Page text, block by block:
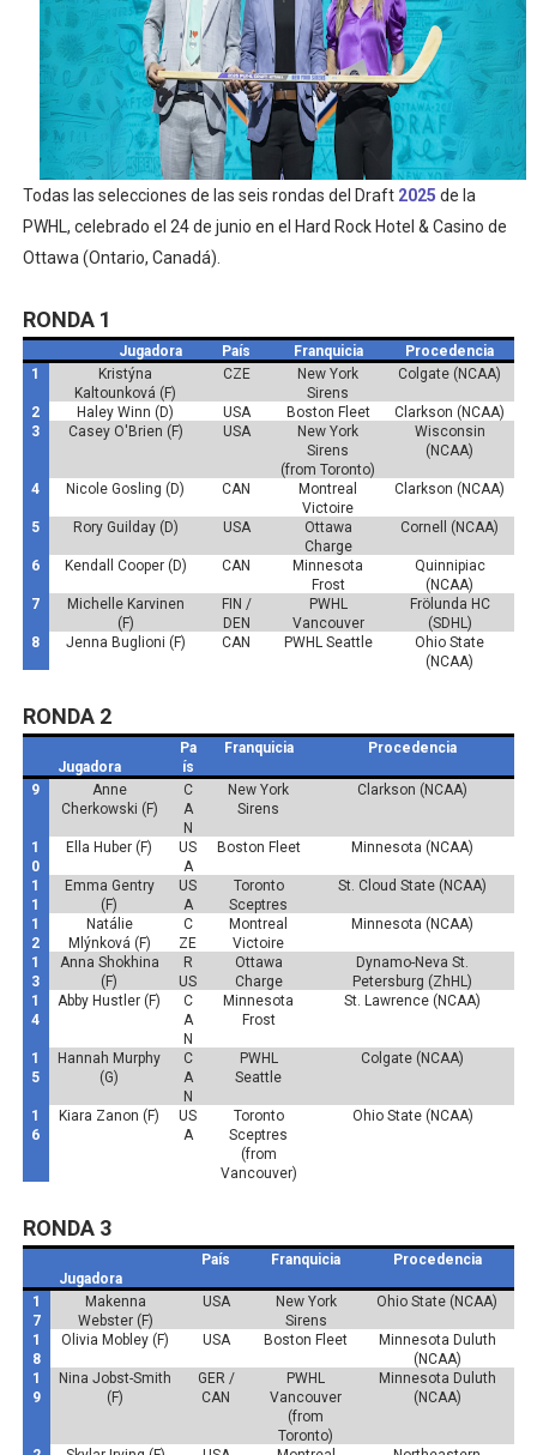
Mundial de lacrosse femenino 2026 (Tokio, Japón) -
Máxima celebración en el último Impact! con Jason
Mundial de esgrima 2026 (Hong Kong) - La
Raquel Rodriguez es la nueva monarca
Campeonato de Europa de atletismo femenino 2026
Todas las selecciones de las seis rondas del Draft 2025 de la
PWHL, celebrado el 24 de junio en el Hard Rock Hotel & Casino de
Ottawa (Ontario, Canadá).
RONDA 1
Jugadora País Franquicia
Procedencia
1
Kristýna
Kaltounková (F)
CZE
New York
Sirens
Colgate (NCAA)
2 Haley Winn (D) USA Boston Fleet
Clarkson (NCAA)
3
Casey O'Brien (F) USA
New York
Sirens
(from Toronto)
Wisconsin
(NCAA)
4 Nicole Gosling (D) CAN
Montreal
Victoire
Clarkson (NCAA)
5 Rory Guilday (D) USA
Ottawa
Charge
Cornell (NCAA)
6 Kendall Cooper (D) CAN
Minnesota
Frost
Quinnipiac
(NCAA)
7
Michelle Karvinen
(F)
FIN /
DEN
PWHL
Vancouver
Frölunda HC
(SDHL)
8
Jenna Buglioni (F) CAN PWHL Seattle
Ohio State
(NCAA)
RONDA 2
Jugadora
Pa
ís
Franquicia Procedencia
9
Anne
Cherkowski (F)
C
A
N
New York
Sirens
Clarkson (NCAA)
1
0
Ella Huber (F)
US
A
Boston Fleet Minnesota (NCAA)
1
1
Emma Gentry
(F)
US
A
Toronto
Sceptres
St. Cloud State (NCAA)
1
2
Natálie
Mlýnková (F)
C
ZE
Montreal
Victoire
Minnesota (NCAA)
1
3
Anna Shokhina
(F)
R
US
Ottawa
Charge
Dynamo-Neva St.
Petersburg (ZhHL)
1
4
Abby Hustler (F)
C
A
N
Minnesota
Frost
St. Lawrence (NCAA)
1
5
Hannah Murphy
(G)
C
A
N
PWHL
Seattle
Colgate (NCAA)
1
6
Kiara Zanon (F)
US
A
Toronto
Sceptres
(from
Vancouver)
Ohio State (NCAA)
RONDA 3
Jugadora
País Franquicia Procedencia
1
7
Makenna
Webster (F)
USA
New York
Sirens
Ohio State (NCAA)
1
8
Olivia Mobley (F) USA Boston Fleet
Minnesota Duluth
(NCAA)
1
9
Nina Jobst-Smith
(F)
GER /
CAN
PWHL
Vancouver
(from
Toronto)
Minnesota Duluth
(NCAA)